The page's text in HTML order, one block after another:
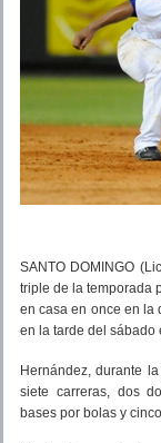
SANTO DOMINGO
triple de la temporada
en casa en once en la
en la tarde del sábado
Hernández, durante
siete carreras, dos
bases por bolas y